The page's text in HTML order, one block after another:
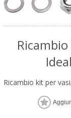
Ricambio kit per